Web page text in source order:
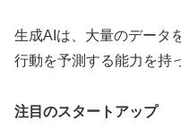
生成AIは、大量のデータ
行動を予測する能力を持
注目のスタートアップ